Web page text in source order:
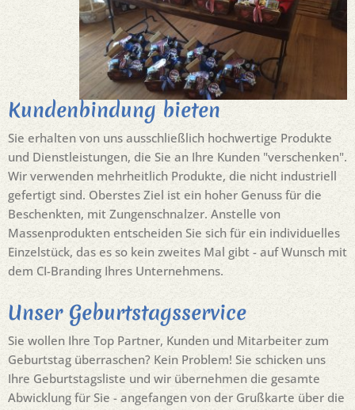
Kundenbindung bieten
Sie erhalten von uns ausschließlich hochwertige Produkte
und Dienstleistungen, die Sie an Ihre Kunden "verschenken".
Wir verwenden mehrheitlich Produkte, die nicht industriell
gefertigt sind. Oberstes Ziel ist ein hoher Genuss für die
Beschenkten, mit Zungenschnalzer. Anstelle von
Massenprodukten entscheiden Sie sich für ein individuelles
Einzelstück, das es so kein zweites Mal gibt - auf Wunsch mit
dem CI-Branding Ihres Unternehmens.
Unser Geburtstagsservice
Sie wollen Ihre Top Partner, Kunden und Mitarbeiter zum
Geburtstag überraschen? Kein Problem! Sie schicken uns
Ihre Geburtstagsliste und wir übernehmen die gesamte
Abwicklung für Sie - angefangen von der Grußkarte über die